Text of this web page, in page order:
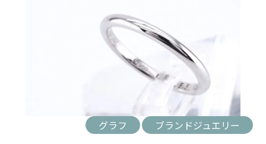
グラフ ブランドジュエリー